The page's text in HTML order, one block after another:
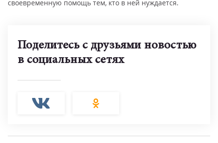
своевременную помощь тем, кто в ней нуждается.
Поделитесь с друзьями новостью
в социальных сетях